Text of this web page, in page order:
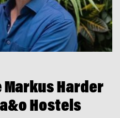
Harder
Hostels